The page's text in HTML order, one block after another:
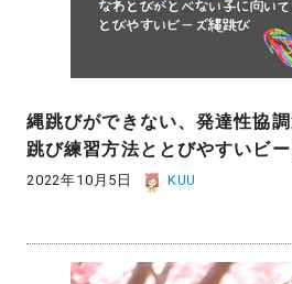
縄跳びができない、発達性協
跳び練習方法ととびやすいビ
2022年10月5日 KUU